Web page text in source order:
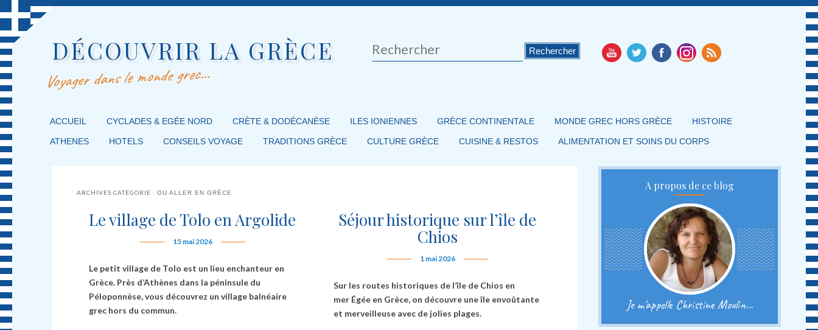
DÉCOUVRIR LA GRÈCE
Voyager dans le monde grec…
Rechercher
MENU PRINCIPAL
MASQUER LA NAVIGATION PRINCIPALE
MASQUER LA NAVIGATION SECONDAIRE
ACCUEIL CYCLADES & EGÉE NORD CRÈTE & DODÉCANÈSE ILES IONIENNES GRÈCE CONTINENTALE MONDE GREC HORS GRÈCE HISTOIRE
ATHENES HOTELS CONSEILS VOYAGE TRADITIONS GRÈCE CULTURE GRÈCE CUISINE & RESTOS ALIMENTATION ET SOINS DU CORPS
ARCHIVES CATÉGORIE :OU ALLER EN GRÈCE
Le village de Tolo en Argolide
15 mai 2026
Le petit village de Tolo est un lieu enchanteur en
Grèce. Près d’Athènes dans la péninsule du
Péloponnèse, vous découvrez un village balnéaire
grec hors du commun.
Séjour historique sur l’île de
Chios
1 mai 2026
Sur les routes historiques de l’île de Chios en
mer Égée en Grèce, on découvre une île envoûtante
et merveilleuse avec de jolies plages.
A propos de ce blog
Je m'appelle Christine Moulin...